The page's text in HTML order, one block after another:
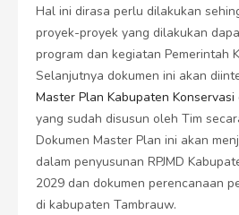
Hal ini dirasa perlu dilakukan
proyek-proyek yang dilakukan
program dan kegiatan Pemerintah
Selanjutnya dokumen ini akan
Master Plan Kabupaten
yang sudah disusun oleh Tim
Dokumen Master Plan ini akan
dalam penyusunan RPJMD
2029 dan dokumen perencanaan
di kabupaten Tambrauw.